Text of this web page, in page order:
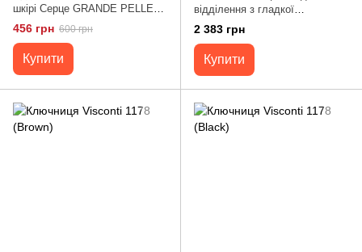
шкірі Серце GRANDE PELLE
16721 Світло-коричнева
456 грн 600 грн
Купити
відділення з гладкої
натуральної шкіри Tony Perotti
20851_1 (2686 nero) Чорний
2 383 грн
Купити